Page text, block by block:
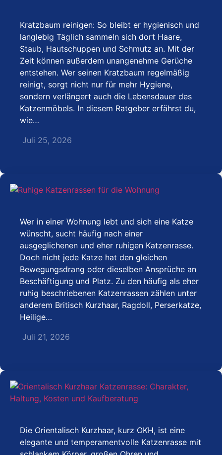
Kratzbaum reinigen: So bleibt er hygienisch und
langlebig Täglich sammeln sich dort Haare,
Staub, Hautschuppen und Schmutz an. Mit der
Zeit können außerdem unangenehme Gerüche
entstehen. Wer seinen Kratzbaum regelmäßig
reinigt, sorgt nicht nur für mehr Hygiene,
sondern verlängert auch die Lebensdauer des
Katzenmöbels. In diesem Ratgeber erfährst du,
wie…
Juli 25, 2026
Wer in einer Wohnung lebt und sich eine Katze
wünscht, sucht häufig nach einer
ausgeglichenen und eher ruhigen Katzenrasse.
Doch nicht jede Katze hat den gleichen
Bewegungsdrang oder dieselben Ansprüche an
Beschäftigung und Platz. Zu den häufig als eher
ruhig beschriebenen Katzenrassen zählen unter
anderem Britisch Kurzhaar, Ragdoll, Perserkatze,
Heilige…
Juli 21, 2026
Die Orientalisch Kurzhaar, kurz OKH, ist eine
elegante und temperamentvolle Katzenrasse mit